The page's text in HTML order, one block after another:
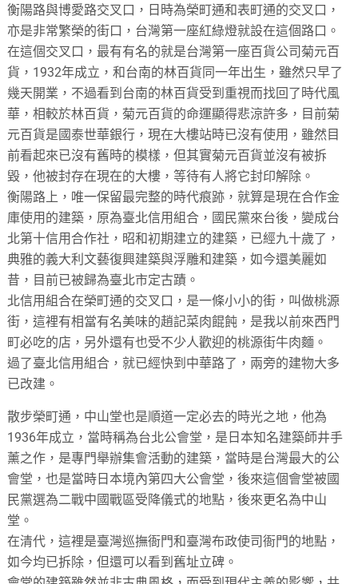
衡陽路與博愛路交叉口，日時為榮町通和表町通的交叉口，
亦是非常繁榮的街口，台灣第一座紅綠燈就設在這個路口。
在這個交叉口，最有有名的就是台灣第一座百貨公司菊元百
貨，1932年成立，和台南的林百貨同一年出生，雖然只早了
幾天開業，不過看到台南的林百貨受到重視而找回了時代風
華，相較於林百貨，菊元百貨的命運顯得悲涼許多，目前菊
元百貨是國泰世華銀行，現在大樓站時已沒有使用，雖然目
前看起來已沒有舊時的模樣，但其實菊元百貨並沒有被拆
毀，他被封存在現在的大樓，等待有人將它封印解除。
衡陽路上，唯一保留最完整的時代痕跡，就算是現在合作金
庫使用的建築，原為臺北信用組合，國民黨來台後，變成台
北第十信用合作社，昭和初期建立的建築，已經九十歲了，
典雅的義大利文藝復興建築與浮雕和建築，如今還美麗如
昔，目前已被歸為臺北市定古蹟。
北信用組合在榮町通的交叉口，是一條小小的街，叫做桃源
街，這裡有相當有名美味的趙記菜肉餛飩，是我以前來西門
町必吃的店，另外還有也受不少人歡迎的桃源街牛肉麵。
過了臺北信用組合，就已經快到中華路了，兩旁的建物大多
已改建。
散步榮町通，中山堂也是順道一定必去的時光之地，他為
1936年成立，當時稱為台北公會堂，是日本知名建築師井手
薰之作，是專門舉辦集會活動的建築，當時是台灣最大的公
會堂，也是當時日本境內第四大公會堂，後來這個會堂被國
民黨選為二戰中國戰區受降儀式的地點，後來更名為中山
堂。
在清代，這裡是臺灣巡撫衙門和臺灣布政使司衙門的地點，
如今均已拆除，但還可以看到舊址立碑。